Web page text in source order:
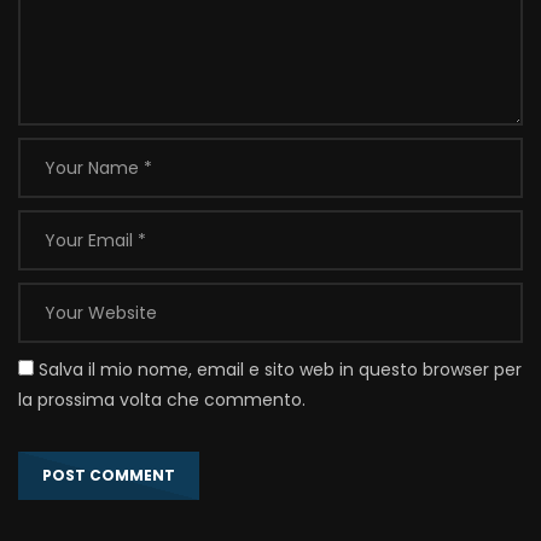
Salva il mio nome, email e sito web in questo browser per
la prossima volta che commento.